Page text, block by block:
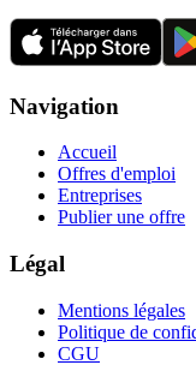
Navigation
Accueil
Offres d'emploi
Entreprises
Publier une offre
Légal
Mentions légales
Politique de
CGU